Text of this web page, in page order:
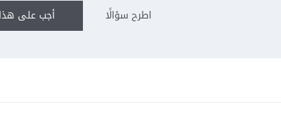
أجب على اطرح سؤالًا